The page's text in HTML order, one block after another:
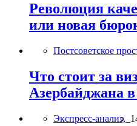
Революция
или новая
Постсоветское
Что стоит за
Азербайджана
Экспресс-анализ,